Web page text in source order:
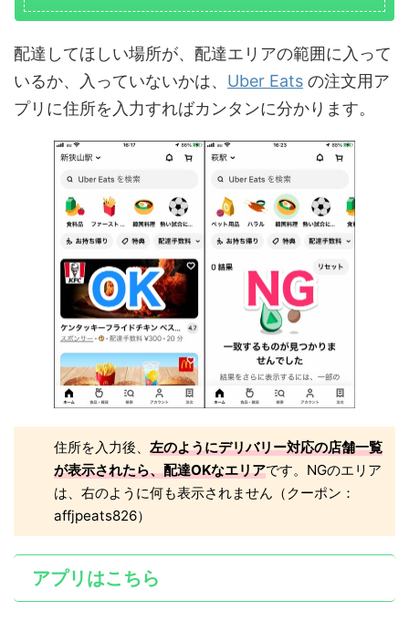
配達してほしい場所が、配達エリアの範囲に入って
いるか、入っていないかは、 Uber Eats の注文用ア
プリに住所を入力すればカンタンに分かります。
住所を入力後、左のようにデリバリー対応の店舗一覧
が表示されたら、配達OKなエリアです。NGのエリア
は、右のように何も表示されません（クーポン：
affjpeats826）
アプリはこちら